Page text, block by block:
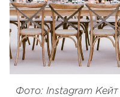
Фото: Instagram